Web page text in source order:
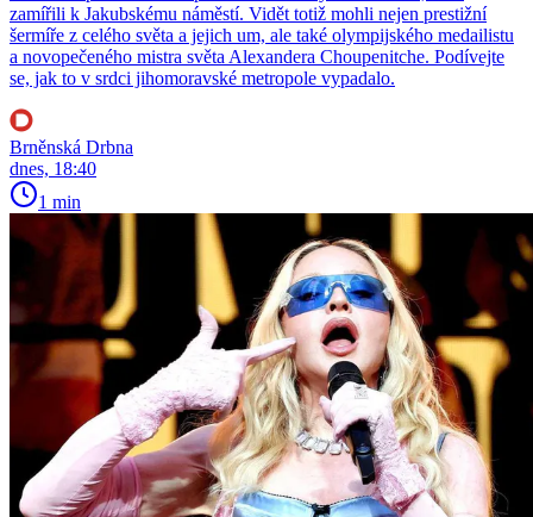
zamířili k Jakubskému náměstí. Vidět totiž mohli nejen prestižní
šermíře z celého světa a jejich um, ale také olympijského medailistu
a novopečeného mistra světa Alexandera Choupenitche. Podívejte
se, jak to v srdci jihomoravské metropole vypadalo.
Brněnská Drbna
dnes, 18:40
1 min